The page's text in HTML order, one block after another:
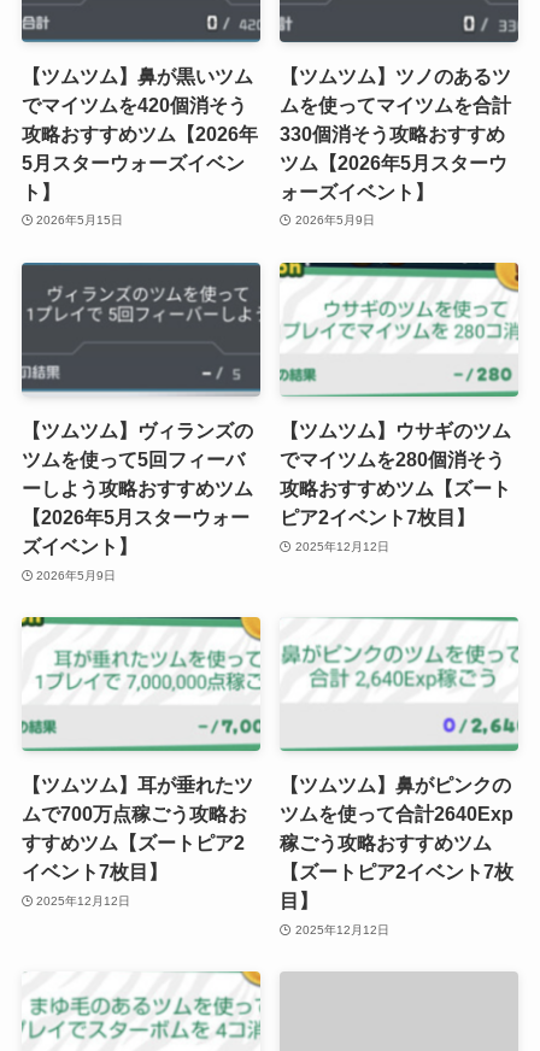
【ツムツム】鼻が黒いツム
でマイツムを420個消そう
攻略おすすめツム【2026年
5月スターウォーズイベン
ト】
2026年5月15日
【ツムツム】ツノのあるツ
ムを使ってマイツムを合計
330個消そう攻略おすすめ
ツム【2026年5月スターウ
ォーズイベント】
2026年5月9日
【ツムツム】ヴィランズの
ツムを使って5回フィーバ
ーしよう攻略おすすめツム
【2026年5月スターウォー
ズイベント】
2026年5月9日
【ツムツム】ウサギのツム
でマイツムを280個消そう
攻略おすすめツム【ズート
ピア2イベント7枚目】
2025年12月12日
【ツムツム】耳が垂れたツ
ムで700万点稼ごう攻略お
すすめツム【ズートピア2
イベント7枚目】
2025年12月12日
【ツムツム】鼻がピンクの
ツムを使って合計2640Exp
稼ごう攻略おすすめツム
【ズートピア2イベント7枚
目】
2025年12月12日